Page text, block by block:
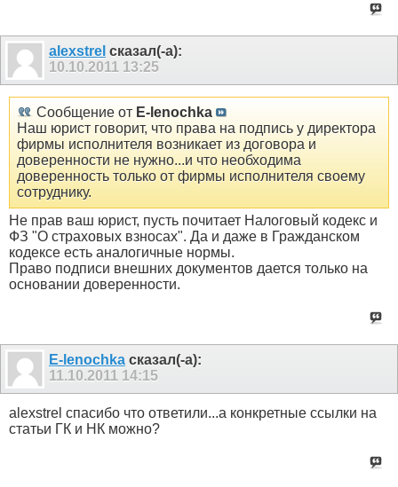
alexstrel сказал(-а):
10.10.2011 13:25
Сообщение от E-lenochka
Наш юрист говорит, что права на подпись у директора
фирмы исполнителя возникает из договора и
доверенности не нужно...и что необходима
доверенность только от фирмы исполнителя своему
сотруднику.
Не прав ваш юрист, пусть почитает Налоговый кодекс и
ФЗ "О страховых взносах". Да и даже в Гражданском
кодексе есть аналогичные нормы.
Право подписи внешних документов дается только на
основании доверенности.
E-lenochka сказал(-а):
11.10.2011 14:15
alexstrel спасибо что ответили...а конкретные ссылки на
статьи ГК и НК можно?